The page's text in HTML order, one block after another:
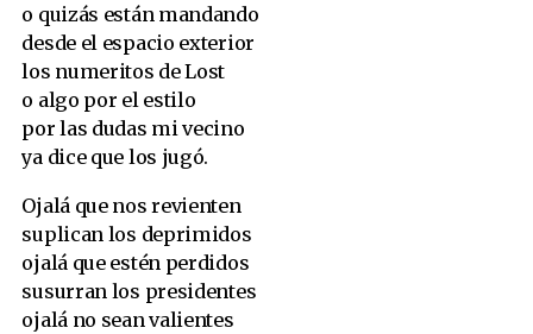
o quizás están mandando
desde el espacio exterior
los numeritos de Lost
o algo por el estilo
por las dudas mi vecino
ya dice que los jugó.
Ojalá que nos revienten
suplican los deprimidos
ojalá que estén perdidos
susurran los presidentes
ojalá no sean valientes